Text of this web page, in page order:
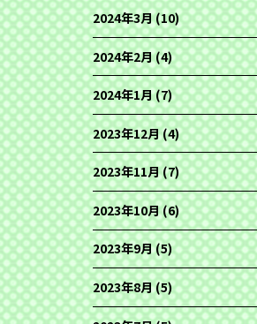
2024年3月(10)
2024年2月(4)
2024年1月(7)
2023年12月(4)
2023年11月(7)
2023年10月(6)
2023年9月(5)
2023年8月(5)